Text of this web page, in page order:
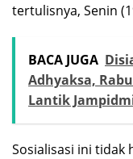
tertulisnya, Senin
BACA JUGA
Adhyaksa,
Lantik
Sosialisasi ini tidak